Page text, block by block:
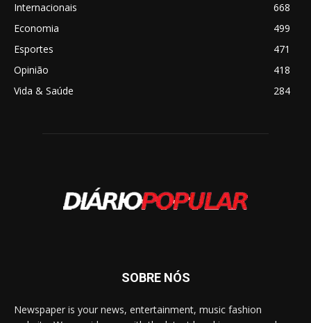
Internacionais
668
Economia
499
Esportes
471
Opinião
418
Vida & Saúde
284
SOBRE NÓS
Newspaper is your news, entertainment, music fashion